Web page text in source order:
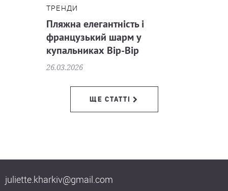
ТРЕНДИ
Пляжна елегантність і
французький шарм у
купальниках Bip-Bip
26.03.2026
ЩЕ СТАТТІ
juliette.kharkiv@gmail.com